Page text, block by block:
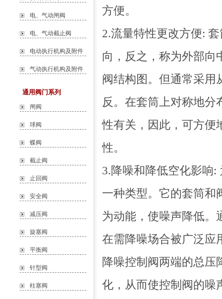
电、气动闸阀
电、气动截止阀
电动执行机构及附件
气动执行机构及附件
通用阀门系列
闸阀
球阀
蝶阀
截止阀
止回阀
安全阀
减压阀
旋塞阀
平衡阀
针型阀
柱塞阀
方便。
2.流量特性更改方便:
向，反之，称为外部向
阀结构图。但通常采用
反。在套筒上对称地分
性有关，因此，可方便
性。
3.降噪和降低空化影响
一种类型。它的套筒和
为动能，使噪声降低。
在需降噪场合被广泛应
降噪控制阀两端的总压
化，从而使控制阀的噪